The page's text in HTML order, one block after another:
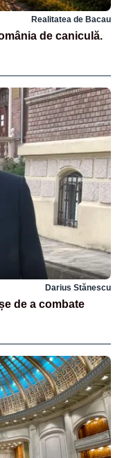
Realitatea de Bacau
de caniculă.
Darius Stănescu
de a combate